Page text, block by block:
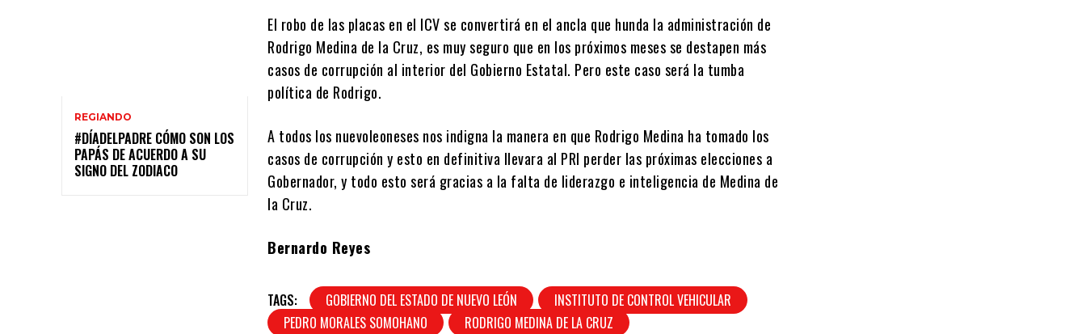
REGIANDO
#DÍADELPADRE CÓMO SON LOS
PAPÁS DE ACUERDO A SU
SIGNO DEL ZODIACO
El robo de las placas en el ICV se convertirá en el ancla que hunda la administración de
Rodrigo Medina de la Cruz, es muy seguro que en los próximos meses se destapen más
casos de corrupción al interior del Gobierno Estatal. Pero este caso será la tumba
política de Rodrigo.
A todos los nuevoleoneses nos indigna la manera en que Rodrigo Medina ha tomado los
casos de corrupción y esto en definitiva llevara al PRI perder las próximas elecciones a
Gobernador, y todo esto será gracias a la falta de liderazgo e inteligencia de Medina de
la Cruz.
Bernardo Reyes
TAGS: GOBIERNO DEL ESTADO DE NUEVO LEÓN
INSTITUTO DE CONTROL VEHICULAR
PEDRO MORALES SOMOHANO
RODRIGO MEDINA DE LA CRUZ